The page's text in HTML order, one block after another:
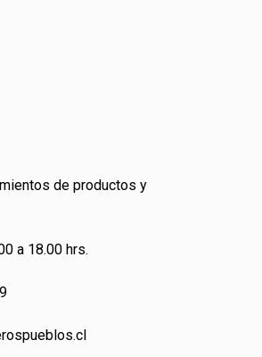
de productos y
a 18.00 hrs.
pueblos.cl